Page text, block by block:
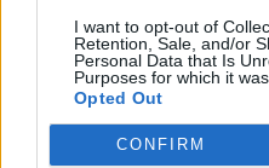
I want to opt-out of
Retention, Sale, and/or
Personal Data that Is
Purposes for which it
Opted Out
CONFIRM
atbalstu skolēniem ar
pārtraukšanas un
Vidējās izglītības posmā